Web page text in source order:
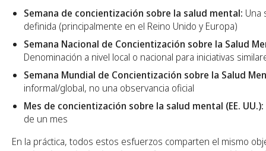
Semana de concientización sobre la salud mental: Una
definida (principalmente en el Reino Unido y Europa)
Semana Nacional de Concientización sobre la Salud
Denominación a nivel local o nacional para iniciativas
Semana Mundial de Concientización sobre la Salud
informal/global, no una observancia oficial
Mes de concientización sobre la salud mental (EE. UU.):
de un mes
En la práctica, todos estos esfuerzos comparten el mismo